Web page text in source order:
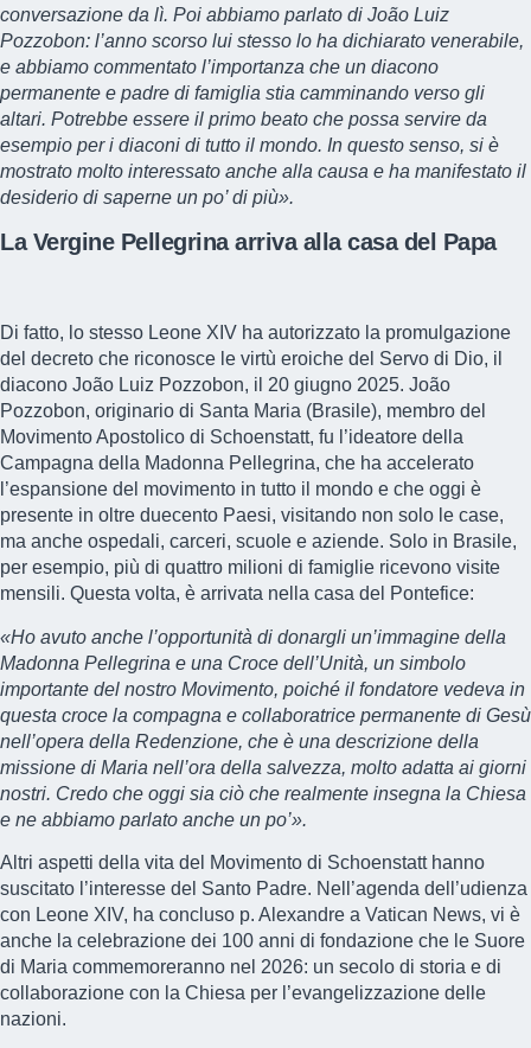
conversazione da lì. Poi abbiamo parlato di João Luiz
Pozzobon: l’anno scorso lui stesso lo ha dichiarato venerabile,
e abbiamo commentato l’importanza che un diacono
permanente e padre di famiglia stia camminando verso gli
altari. Potrebbe essere il primo beato che possa servire da
esempio per i diaconi di tutto il mondo. In questo senso, si è
mostrato molto interessato anche alla causa e ha manifestato il
desiderio di saperne un po’ di più».
La Vergine Pellegrina arriva alla casa del Papa
Di fatto, lo stesso Leone XIV ha autorizzato la promulgazione
del decreto che riconosce le virtù eroiche del Servo di Dio, il
diacono João Luiz Pozzobon, il 20 giugno 2025. João
Pozzobon, originario di Santa Maria (Brasile), membro del
Movimento Apostolico di Schoenstatt, fu l’ideatore della
Campagna della Madonna Pellegrina, che ha accelerato
l’espansione del movimento in tutto il mondo e che oggi è
presente in oltre duecento Paesi, visitando non solo le case,
ma anche ospedali, carceri, scuole e aziende. Solo in Brasile,
per esempio, più di quattro milioni di famiglie ricevono visite
mensili. Questa volta, è arrivata nella casa del Pontefice:
«Ho avuto anche l’opportunità di donargli un’immagine della
Madonna Pellegrina e una Croce dell’Unità, un simbolo
importante del nostro Movimento, poiché il fondatore vedeva in
questa croce la compagna e collaboratrice permanente di Gesù
nell’opera della Redenzione, che è una descrizione della
missione di Maria nell’ora della salvezza, molto adatta ai giorni
nostri. Credo che oggi sia ciò che realmente insegna la Chiesa
e ne abbiamo parlato anche un po’».
Altri aspetti della vita del Movimento di Schoenstatt hanno
suscitato l’interesse del Santo Padre. Nell’agenda dell’udienza
con Leone XIV, ha concluso p. Alexandre a Vatican News, vi è
anche la celebrazione dei 100 anni di fondazione che le Suore
di Maria commemoreranno nel 2026: un secolo di storia e di
collaborazione con la Chiesa per l’evangelizzazione delle
nazioni.